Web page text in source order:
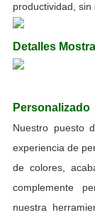
productividad, sin
Detalles
Personalizado
Nuestro puesto
experiencia de
de colores,
complemente
nuestra